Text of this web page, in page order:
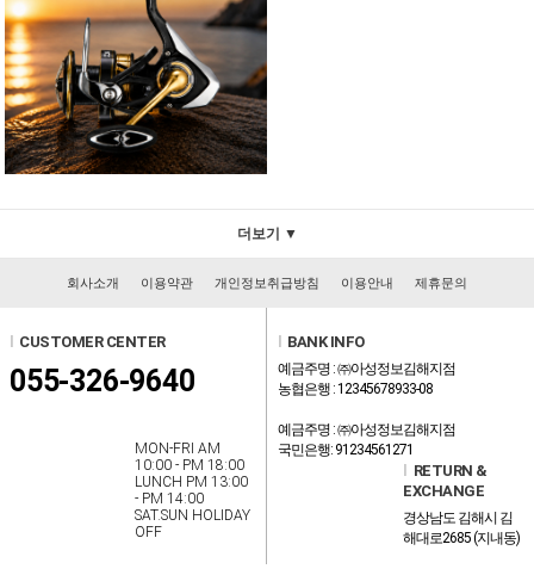
더보기 ▼
회사소개 이용약관 개인정보취급방침 이용안내 제휴문의
l CUSTOMER CENTER
055-326-9640
MON-FRI AM
10:00 - PM 18:00
LUNCH PM 13:00
- PM 14:00
SAT.SUN HOLIDAY
OFF
l BANK INFO
예금주명 : ㈜아성정보김해지점
농협은행 : 12345678933-08
예금주명 : ㈜아성정보김해지점
국민은행: 91234561271
l RETURN &
EXCHANGE
경상남도 김해시 김
해대로2685 (지내동)